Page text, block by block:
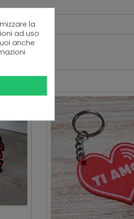
la
ad uso
anche